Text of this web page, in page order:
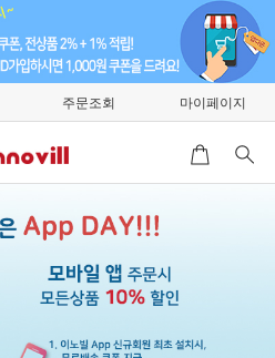
주문조회 마이페이지